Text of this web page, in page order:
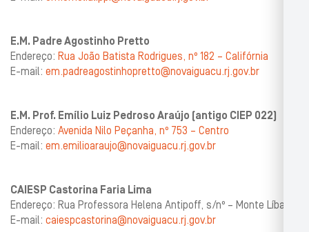
E.M. Padre Agostinho Pretto
Endereço: Rua João Batista Rodrigues, nº 182 – Califórnia
E-mail: em.padreagostinhopretto@novaiguacu.rj.gov.br
E.M. Prof. Emílio Luiz Pedroso Araújo (antigo CIEP 022)
Endereço: Avenida Nilo Peçanha, nº 753 – Centro
E-mail: em.emilioaraujo@novaiguacu.rj.gov.br
CAIESP Castorina Faria Lima
Endereço: Rua Professora Helena Antipoff, s/nº – Monte Líbano
E-mail: caiespcastorina@novaiguacu.rj.gov.br